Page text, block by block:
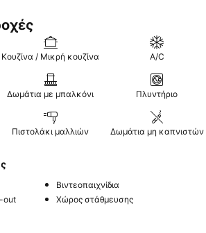
Κουζίνα / Μικρή κουζίνα A/C
Δωμάτια με μπαλκόνι Πλυντήριο
Πιστολάκι μαλλιών Δωμάτια μη καπνιστών
Βιντεοπαιχνίδια
out
Χώρος στάθμευσης